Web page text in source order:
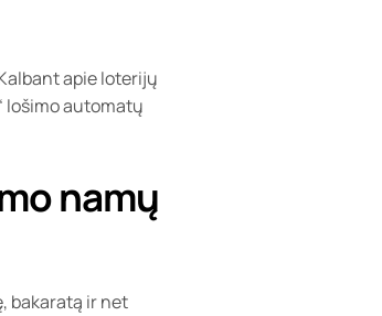
apie loterijų
lošimo automatų
namų
bakaratą ir net